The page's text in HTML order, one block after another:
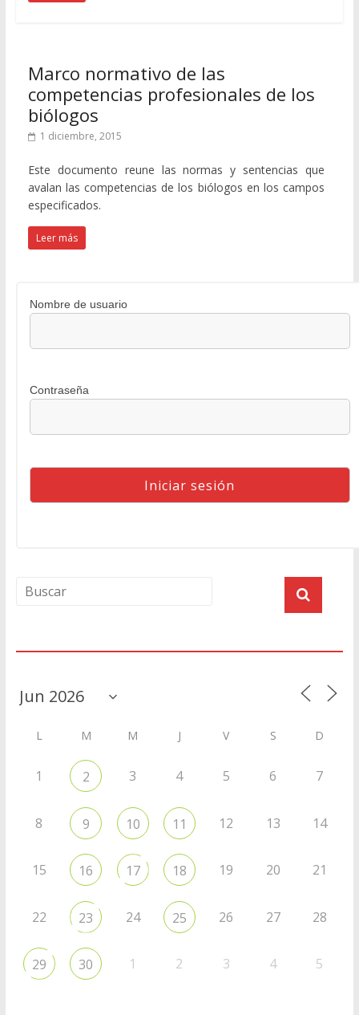
Marco normativo de las
competencias profesionales de los
biólogos
1 diciembre, 2015
Este documento reune las normas y sentencias que
avalan las competencias de los biólogos en los campos
especificados.
Leer más
Nombre de usuario
Contraseña
L M M J V S D
1 2 3 4 5 6 7
8 9 10 11 12 13 14
15 16 17 18 19 20 21
22 23 24 25 26 27 28
29 30 1 2 3 4 5